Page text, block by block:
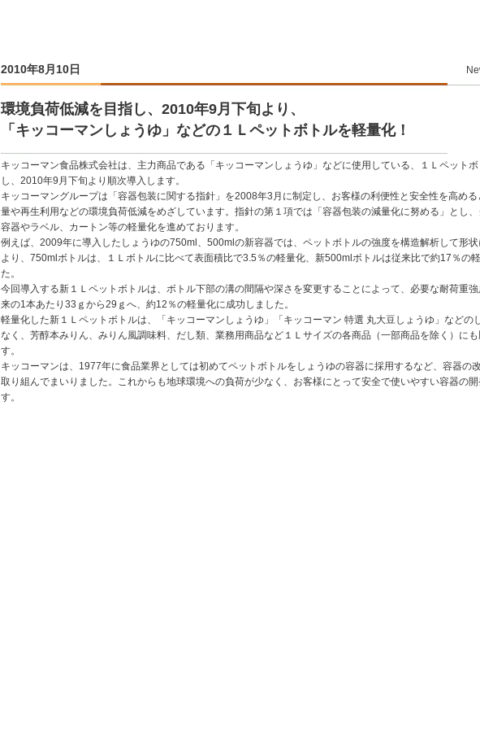
2010年8月10日
環境負荷低減を目指し、2010年9月下旬より、
「キッコーマンしょうゆ」などの１Ｌペットボトルを軽量化！
キッコーマン食品株式会社は、主力商品である「キッコーマンしょうゆ」などに使用している、１Ｌペット
し、2010年9月下旬より順次導入します。
キッコーマングループは「容器包装に関する指針」を2008年3月に制定し、お客様の利便性と安全性を高め
量や再生利用などの環境負荷低減をめざしています。指針の第１項では「容器包装の減量化に努める」とし
容器やラベル、カートン等の軽量化を進めております。
例えば、2009年に導入したしょうゆの750ml、500mlの新容器では、ペットボトルの強度を構造解析して形
より、750mlボトルは、１Ｌボトルに比べて表面積比で3.5％の軽量化、新500mlボトルは従来比で約17％の
た。
今回導入する新１Ｌペットボトルは、ボトル下部の溝の間隔や深さを変更することによって、必要な耐荷重
来の1本あたり33ｇから29ｇへ、約12％の軽量化に成功しました。
軽量化した新１Ｌペットボトルは、「キッコーマンしょうゆ」「キッコーマン 特選 丸大豆しょうゆ」などの
なく、芳醇本みりん、みりん風調味料、だし類、業務用商品など１Ｌサイズの各商品（一部商品を除く）に
す。
キッコーマンは、1977年に食品業界としては初めてペットボトルをしょうゆの容器に採用するなど、容器の
取り組んでまいりました。これからも地球環境への負荷が少なく、お客様にとって安全で使いやすい容器の開
す。